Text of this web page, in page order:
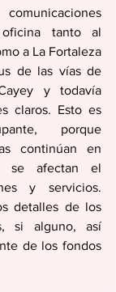
tanto al
a La Fortaleza
de las vías de
y todavía
claros. Esto es
porque
continúan en
se afectan el
y servicios.
detalles de los
si alguno, así
de los fondos